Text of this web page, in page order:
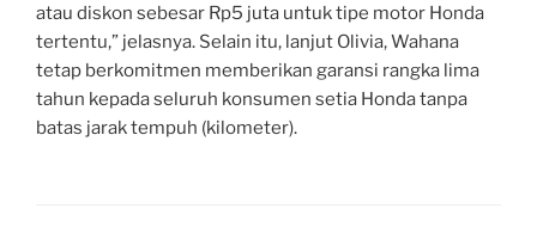
atau diskon sebesar Rp5 juta untuk tipe motor Honda
tertentu,” jelasnya. Selain itu, lanjut Olivia, Wahana
tetap berkomitmen memberikan garansi rangka lima
tahun kepada seluruh konsumen setia Honda tanpa
batas jarak tempuh (kilometer).